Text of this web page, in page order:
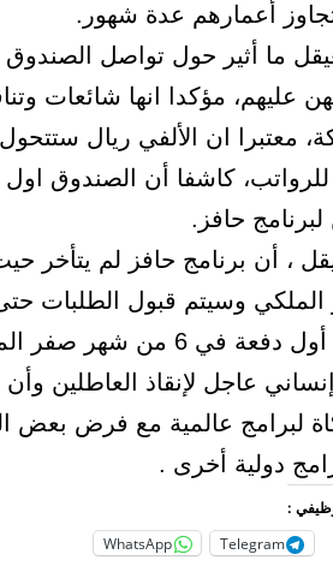
أعمارهم عدة شهور.
ما أثير حول تواصل
عليهم، مؤكدا انها شائعات
معتبرا ان الألفي ريال
كاشفا أن الصندوق
لبرنامج حافز.
، أن برنامج حافز لم يتأخر
الملكي وسيتم قبول الطلبات
يتم صرف أول دفعة في 6
عاجل لإنقاذ العاطلين
لبرامج عالمية مع فرض بعض
دولية أخرى .
:
Telegram
WhatsApp